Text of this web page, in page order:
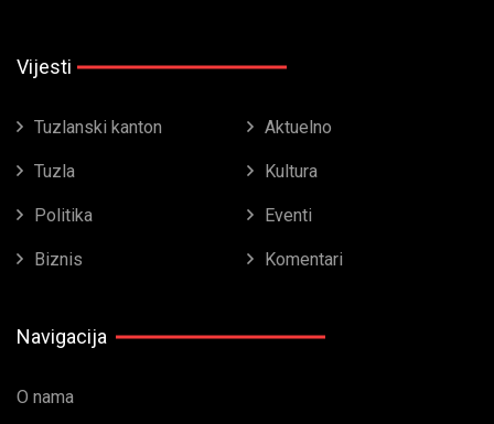
Vijesti
Tuzlanski kanton Aktuelno
Tuzla Kultura
Politika Eventi
Biznis Komentari
Navigacija
O nama